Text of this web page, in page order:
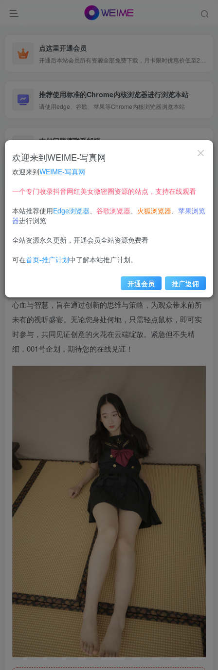
点这里开通会员
推荐使用标准的Chrome内核浏览器进行浏览本站
请使用edge、谷歌、苹果等Chrome内核浏览器浏览本站
支付问题请联系邮箱
遇到支付问题请联系网页底部邮箱或者微信支付留言
weime
在线看紧急企划 – 001，一场突如其来的创意风暴正席
卷而来！面对市场的瞬息万变，我们迅速响应，精心筹备了
这场别开生面的在线企划活动。001号企划，汇聚了团队的
心血与智慧，旨在通过创新的思维与策略，为观众带来前所
未有的视听盛宴。无论您身处何地，只需轻点鼠标，即可实
时参与，共同见证创意的火花在云端绽放。紧急但不失精
细，001号企划，期待您的在线见证！
欢迎来到WEIME-写真网
欢迎来到WEIME-写真网
一个专门收录抖音网红美女微密圈资源的站点，支持在线观看
本站推荐使用Edge浏览器、 谷歌浏览器、 火狐浏览器、 苹果浏览
器进行浏览
全站资源永久更新，开通会员全站资源免费看
可在首页-推广计划中了解本站推广计划。
开通会员 推广返佣